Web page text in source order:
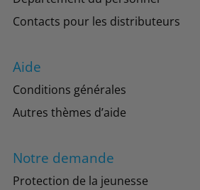
Contacts pour les distributeurs
Aide
Conditions générales
Autres thèmes d’aide
Notre demande
Protection de la jeunesse